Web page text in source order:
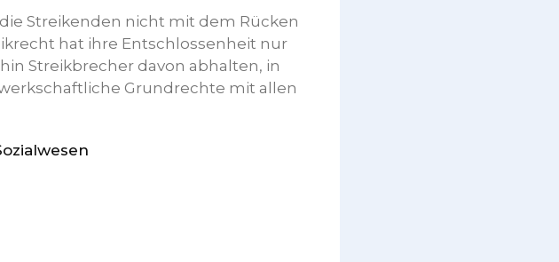
Streikenden nicht mit dem Rücken
hat ihre Entschlossenheit nur
Streikbrecher davon abhalten, in
Grundrechte mit allen